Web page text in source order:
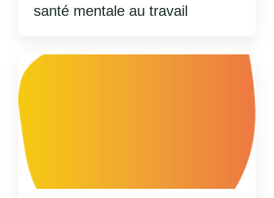
santé mentale au travail